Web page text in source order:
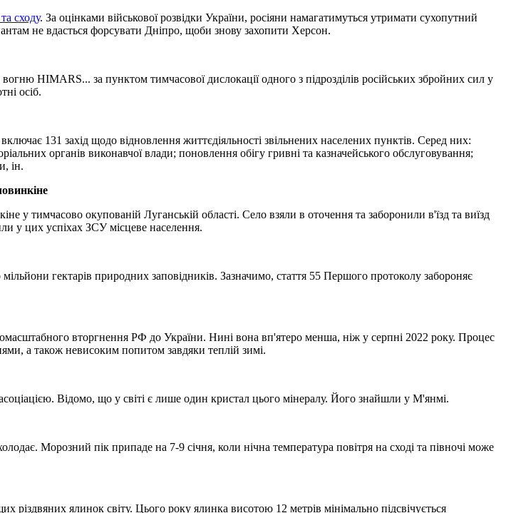
сходу. За оцінками військової розвідки України, росіяни намагатимуться утримати сухопутний
не вдасться форсувати Дніпро, щоби знову захопити Херсон.
HIMARS... за пунктом тимчасової дислокації одного з підрозділів російських збройних сил у
осіб.
131 захід щодо відновлення життєдіяльності звільнених населених пунктів. Серед них:
органів виконавчої влади; поновлення обігу гривні та казначейського обслуговування;
ін.
у тимчасово окупованій Луганській області. Село взяли в оточення та заборонили в'їзд та виїзд
у цих успіхах ЗСУ місцеве населення.
гектарів природних заповідників. Зазначимо, стаття 55 Першого протоколу забороняє
вторгнення РФ до України. Нині вона вп'ятеро менша, ніж у серпні 2022 року. Процес
а також невисоким попитом завдяки теплій зимі.
Відомо, що у світі є лише один кристал цього мінералу. Його знайшли у М'янмі.
Морозний пік припаде на 7-9 січня, коли нічна температура повітря на сході та півночі може
різдвяних ялинок світу. Цього року ялинка висотою 12 метрів мінімально підсвічується